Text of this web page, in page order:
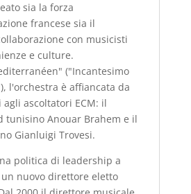
sia la forza
francese sia il
con musicisti
e culture.
("Incantesimo
l'orchestra è affiancata da
ascoltatori ECM: il
tunisino Anouar Brahem e il
Gianluigi Trovesi.
politica di leadership a
nuovo direttore eletto